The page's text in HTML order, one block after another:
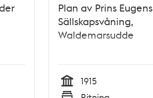
Plan av Prins Eugens
Sällskapsvåning,
Waldemarsudde
Tid
1915